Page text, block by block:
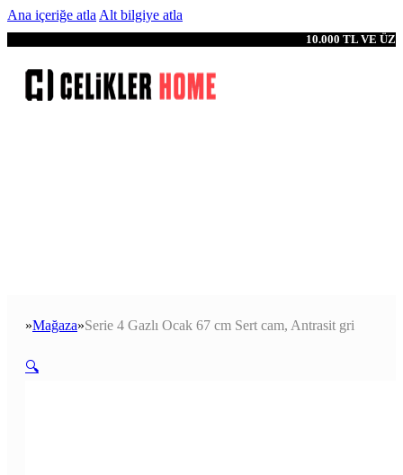
Ana içeriğe atla Alt bilgiye atla
10.000 TL VE
Anasayfa
Mağaza Serie 4 Gazlı Ocak 67 cm Sert cam, Antrasit gri
🔍